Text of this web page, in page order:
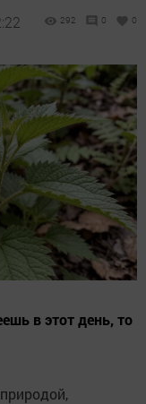
292 0 0
в этот день, то